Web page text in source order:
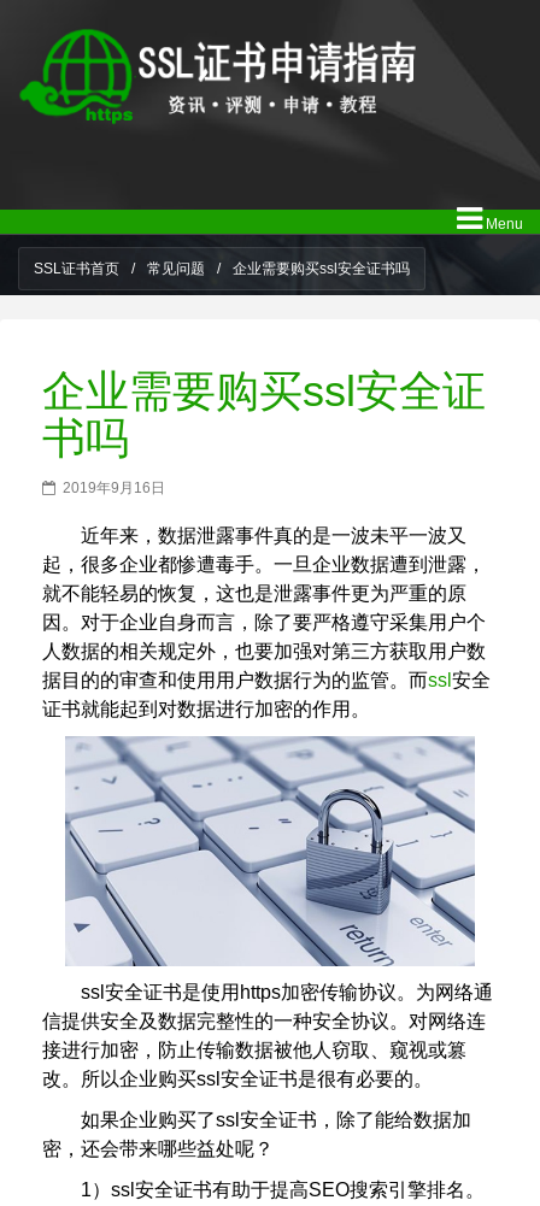
Menu
SSL证书首页 / 常见问题 / 企业需要购买ssl安全证书吗
企业需要购买ssl安全证
书吗
2019年9月16日
近年来，数据泄露事件真的是一波未平一波又
起，很多企业都惨遭毒手。一旦企业数据遭到泄露，
就不能轻易的恢复，这也是泄露事件更为严重的原
因。对于企业自身而言，除了要严格遵守采集用户个
人数据的相关规定外，也要加强对第三方获取用户数
据目的的审查和使用用户数据行为的监管。而ssl 安全
证书就能起到对数据进行加密的作用。
ssl安全证书是使用https加密传输协议。为网络通
信提供安全及数据完整性的一种安全协议。对网络连
接进行加密，防止传输数据被他人窃取、窥视或篡
改。所以企业购买ssl安全证书是很有必要的。
如果企业购买了ssl安全证书，除了能给数据加
密，还会带来哪些益处呢？
1）ssl安全证书有助于提高SEO搜索引擎排名。